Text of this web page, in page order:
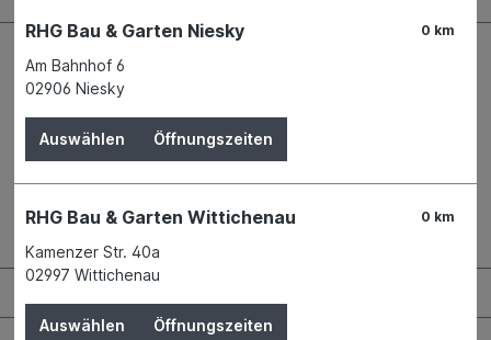
Kontaktdaten und Öffnungszeiten
0 km
RHG Bau & Garten Niesky
Am Bahnhof 6
02906 Niesky
Auswählen Öffnungszeiten
0 km
RHG Bau & Garten Wittichenau
Kamenzer Str. 40a
02997 Wittichenau
Auswählen Öffnungszeiten